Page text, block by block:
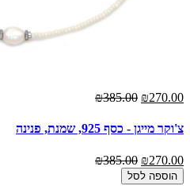
₪270.00
₪385.00
צ'וקר מייגן - כסף 925, שמנת, פנינה
₪270.00
₪385.00
הוספה לסל